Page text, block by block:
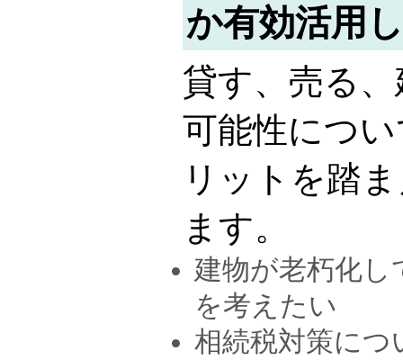
か有効活用
貸す、売る
可能性につ
リットを踏
ます。
建物が老朽化
を考えたい
相続税対策につ